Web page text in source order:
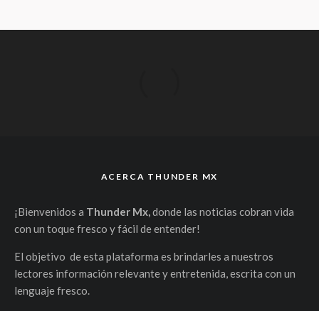
ACERCA THUNDER MX
¡Bienvenidos a Thunder Mx,donde las noticias cobran vida
con un toque fresco y fácil de entender!
El objetivo de esta plataforma es brindarles a nuestros
lectores información relevante y entretenida, escrita con un
lenguaje fresco.